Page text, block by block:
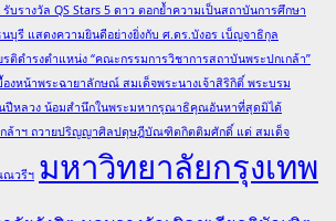
บรางวัล QS Stars 5 ดาว ตอกย้ำความเป็นสถาบันการศึกษา
นบุรี แสดงความยินดีอย่างยิ่งกับ ศ.ดร.บังอร เบ็ญจาธิกุล
ติดำรงตำแหน่ง “คณะกรรมการวิชาการสถาบันพระปกเกล้า”
งหน้าพระฉายาลักษณ์ สมเด็จพระนางเจ้าสิริกิติ์ พระบรม
ปีหลวง น้อมสำนึกในพระมหากรุณาธิคุณอันหาที่สุดมิได้
กล้าฯ ถวายปริญญาศิลปดุษฎีบัณฑิตกิตติมศักดิ์ แด่ สมเด็จ
ณวรีฯ มหาวิทยาลัยกรุงเทพ